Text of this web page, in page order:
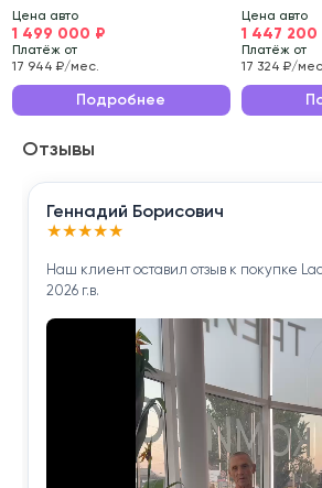
Состояние транспортного
проверено нашими специалистами.
Эксплуатационные
ежедневных поездок по городу и
путешествий.
Приобретая Volkswagen Touareg
повседневных задач.
Цена авто
1 499 000 ₽
Платёж от
17 944 ₽/мес.
Подробнее
Цена авто
1 447 200
Платёж от
17 324 ₽/
Отзывы
Геннадий Борисович
★★★★★
Наш клиент оставил отзыв к покупке
2026 г.в.